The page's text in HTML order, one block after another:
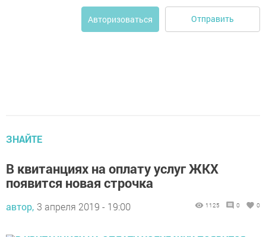
Авторизоваться Отправить
ЗНАЙТЕ
В квитанциях на оплату услуг ЖКХ
появится новая строчка
автор, 3 апреля 2019 - 19:00 1125 0 0